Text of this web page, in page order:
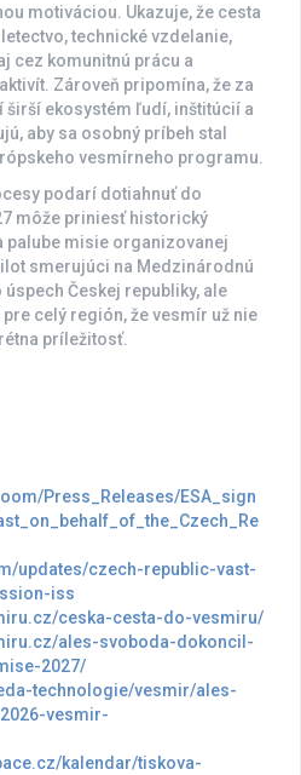
motiváciou. Ukazuje, že cesta
technické vzdelanie,
cez komunitnú prácu a
Zároveň pripomína, že za
širší ekosystém ľudí, inštitúcií a
aby sa osobný príbeh stal
vesmírneho programu.
podarí dotiahnuť do
môže priniesť historický
palube misie organizovanej
smerujúci na Medzinárodnú
Českej republiky, ale
celý región, že vesmír už nie
príležitosť.
Press_Releases/ESA_sign
updates/czech-republic-vast-
iss
ceska-cesta-do-vesmiru/
ales-svoboda-dokoncil-
2027/
technologie/vesmir/ales-
vesmir-
kalendar/tiskova-